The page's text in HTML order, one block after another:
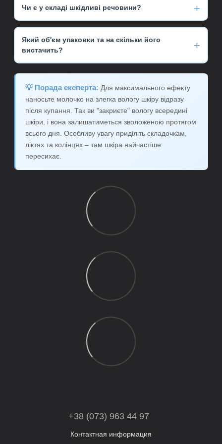
вбирання відбувається ще швидше.
вівсяних пластівців, який містить унікальні
запалення. Полісахаридиутримують вологу.
Сапоніним'яко очищують.
Вівсяне молочко особливо ефективне при
дерматитах, подразненнях та сухості шкіри.
Чи є у складі шкідливі речовини?
Ні, молочко не містить: мінеральних олій,
нафтопродуктів, PEG, PPG, силіконів, фталатів,
парабенів, синтетичних барвників та ароматизаторів.
Рослинний ланолін сертифікованийEcocert та
Cosmos. Це органічний продукт з натуральним
складом.
Який об'єм упаковки та на скільки його
вистачить?
цього достатньо на1,5-2 місяці.
Термін придатності вказано на упаковці. Після
відкриття зберігайте при кімнатній температурі.
💡 Порада експерта: Для максимального ефекту
наносьте молочко на злегка вологу шкіру відразу
після купання. Так ви "закриєте" вологу всередині
шкіри, і вона залишатиметься зволоженою протягом
всього дня. Особливу увагу приділіть складочкам,
ліктях та колінцях – там шкіра найчастіше
пересихає.
+38 (073) 963 44 97
Контактная информация